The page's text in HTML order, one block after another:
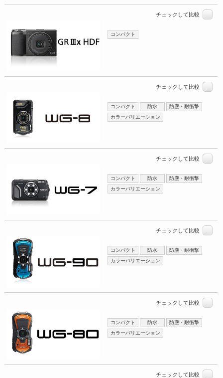
チェックして比較
コンパクト
チェックして比較
コンパクト 防水
防塵・耐衝撃
カラーバリエーション
チェックして比較
コンパクト 防水
防塵・耐衝撃
カラーバリエーション
チェックして比較
コンパクト 防水
防塵・耐衝撃
カラーバリエーション
チェックして比較
コンパクト 防水
防塵・耐衝撃
カラーバリエーション
チェックして比較